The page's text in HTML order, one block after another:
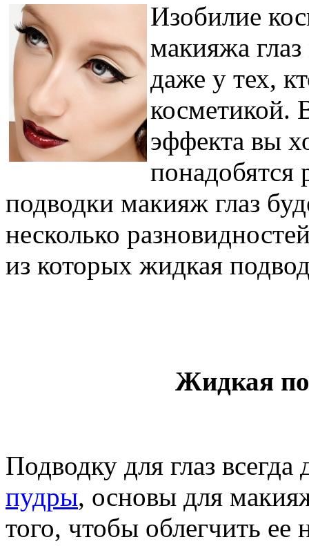
Изобилие
макияжа
даже у тех,
косметикой.
эффекта вы
понадобятся
подводки макияж глаз
несколько
из которых жидкая
Жидкая
Подводку для глаз
пудры, основы для
того, чтобы облегчить ее